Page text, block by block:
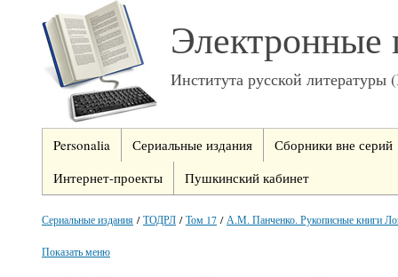
Электронные
Института русской
Personalia Сериальные издания
Сборники вне серий
Интернет-проекты
Пушкинский кабинет
Сериальные издания /ТОДРЛ /Том 17 / А.М. Панченко. Рукописные книги
Показать меню